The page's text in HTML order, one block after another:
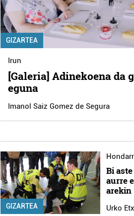
GIZARTEA
Irun
[Galeria] Adinekoena da
eguna
Imanol Saiz Gomez de Segura
GIZARTEA
Bi
aurre
arekin
Urko